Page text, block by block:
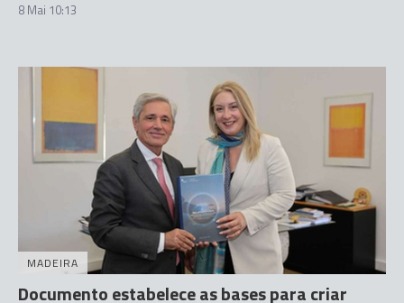
8 Mai 10:13
MADEIRA
Documento estabelece as bases para criar